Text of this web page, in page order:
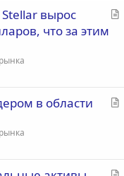
яС
вырос
что за этим
С
в области
С